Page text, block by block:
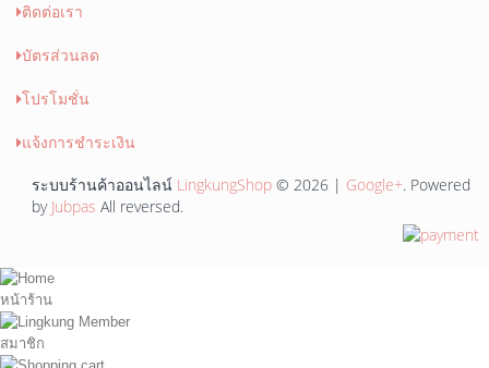
ติดต่อเรา
บัตรส่วนลด
โปรโมชั่น
แจ้งการชำระเงิน
ระบบร้านค้าออนไลน์ LingkungShop © 2026 | Google+. Powered
by Jubpas All reversed.
หน้าร้าน
สมาชิก